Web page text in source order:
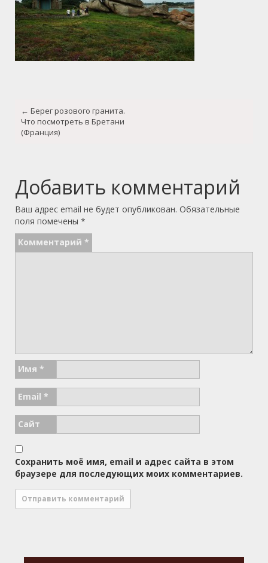
navigation
← Берег розового гранита.
Что посмотреть в Бретани
(Франция)
Добавить комментарий
Ваш адрес email не будет опубликован. Обязательные
поля помечены *
Комментарий *
Имя *
Email *
Сайт
Сохранить моё имя, email и адрес сайта в этом
браузере для последующих моих комментариев.